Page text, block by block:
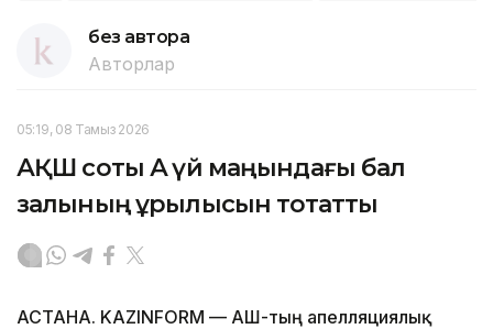
без автора
Авторлар
05:19, 08 Тамыз 2026
АҚШ соты Ақ үй маңындағы бал
залының құрылысын тоқтатты
АСТАНА. KAZINFORM — АҚШ-тың апелляциялық